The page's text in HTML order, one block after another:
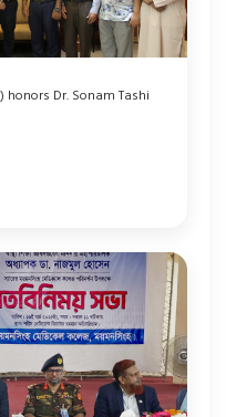
Dr. Sonam Tashi